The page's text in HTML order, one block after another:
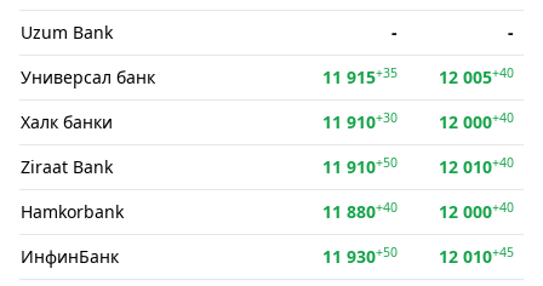
Uzum Bank -
-
Универсал банк
11 915+35 12 005+40
Халк банки 11 910+30 12 000+40
Ziraat Bank 11 910+50 12 010+40
Hamkorbank 11 880+40 12 000+40
ИнфинБанк 11 930+50 12 010+45